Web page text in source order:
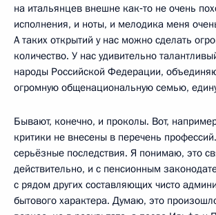
на итальянцев внешне как‑то не очень
исполнения, и ноты, и мелодика меня
А таких открытий у нас можно сделать
количество. У нас удивительно
народы Российской Федерации,
огромную общенациональную семью,
Бывают, конечно, и проколы. Вот,
критики не внесены в перечень
серьёзные последствия. Я понимаю, это
действительно, и с пенсионным
с рядом других составляющих чисто
бытового характера. Думаю, это